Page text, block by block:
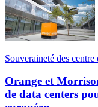
Souveraineté des centre
Orange et
de data centers